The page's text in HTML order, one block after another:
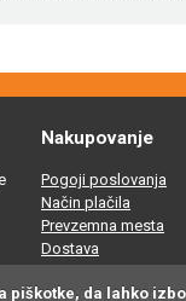
Nakupovanje
Pogoji poslovanja
Način plačila
Prevzemna mesta
Dostava
v spletni trgovini
piškotke, da lahko